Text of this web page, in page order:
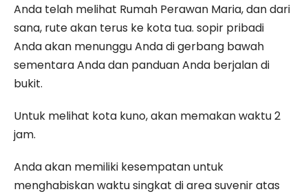
Anda telah melihat Rumah Perawan Maria, dan dari
sana, rute akan terus ke kota tua. sopir pribadi
Anda akan menunggu Anda di gerbang bawah
sementara Anda dan panduan Anda berjalan di
bukit.
Untuk melihat kota kuno, akan memakan waktu 2
jam.
Anda akan memiliki kesempatan untuk
menghabiskan waktu singkat di area suvenir atas